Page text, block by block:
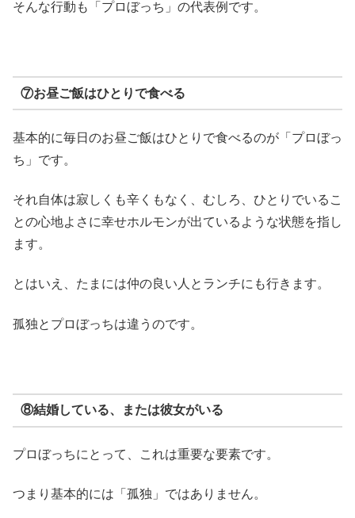
そんな行動も「プロぼっち」の代表例です。
⑦お昼ご飯はひとりで食べる
基本的に毎日のお昼ご飯はひとりで食べるのが「プロぼっ
ち」です。
それ自体は寂しくも辛くもなく、むしろ、ひとりでいるこ
との心地よさに幸せホルモンが出ているような状態を指し
ます。
とはいえ、たまには仲の良い人とランチにも行きます。
孤独とプロぼっちは違うのです。
⑧結婚している、または彼女がいる
プロぼっちにとって、これは重要な要素です。
つまり基本的には「孤独」ではありません。